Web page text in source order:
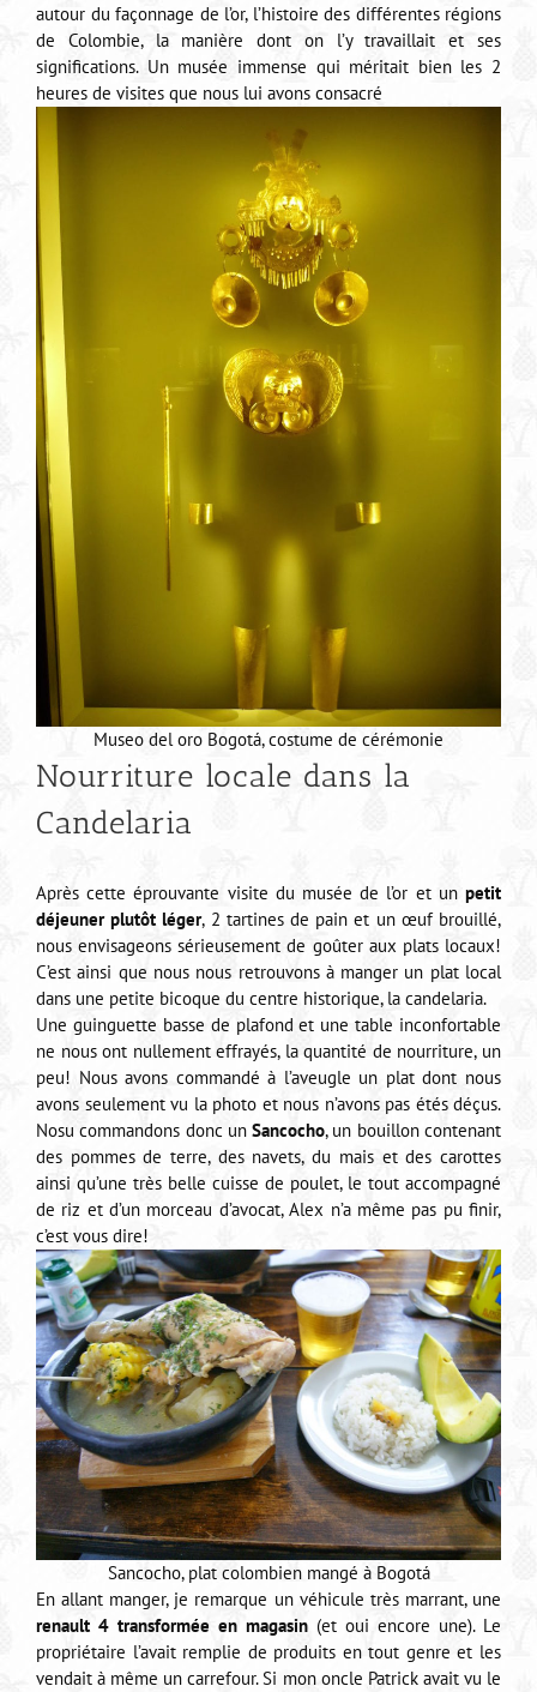
autour du façonnage de l’or, l’histoire des différentes régions
de Colombie, la manière dont on l’y travaillait et ses
significations. Un musée immense qui méritait bien les 2
heures de visites que nous lui avons consacré
Museo del oro Bogotá, costume de cérémonie
Nourriture locale dans la
Candelaria
Après cette éprouvante visite du musée de l’or et un petit
déjeuner plutôt léger, 2 tartines de pain et un œuf brouillé,
nous envisageons sérieusement de goûter aux plats locaux!
C’est ainsi que nous nous retrouvons à manger un plat local
dans une petite bicoque du centre historique, la candelaria.
Une guinguette basse de plafond et une table inconfortable
ne nous ont nullement effrayés, la quantité de nourriture, un
peu! Nous avons commandé à l’aveugle un plat dont nous
avons seulement vu la photo et nous n’avons pas étés déçus.
Nosu commandons donc unSancocho, un bouillon contenant
des pommes de terre, des navets, du mais et des carottes
ainsi qu’une très belle cuisse de poulet, le tout accompagné
de riz et d’un morceau d’avocat, Alex n’a même pas pu finir,
c’est vous dire!
Sancocho, plat colombien mangé à Bogotá
En allant manger, je remarque un véhicule très marrant, une
renault 4 transformée en magasin (et oui encore une). Le
propriétaire l’avait remplie de produits en tout genre et les
vendait à même un carrefour. Si mon oncle Patrick avait vu le